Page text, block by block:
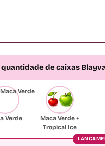
quantidade de caixas
Verde
Maca Verde +
Tropical Ice